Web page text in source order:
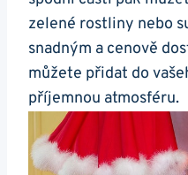
zelené rostliny nebo
snadným‍ a cenově
můžete přidat do
příjemnou atmosféru.